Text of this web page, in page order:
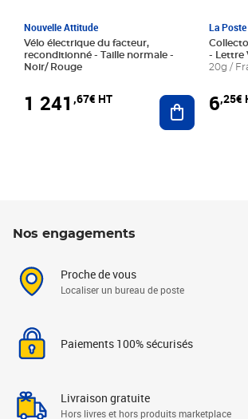
Nouvelle Attitude
Vélo électrique du facteur,
reconditionné - Taille normale -
Noir/ Rouge
1 241 ,67€ HT Ajouter au
La Poste
- Lettre
20g /
6,25€
Nos engagements
Proche de vous
Localiser un bureau de poste
Paiements 100% sécurisés
Livraison gratuite
Hors livres et hors produits marketplace